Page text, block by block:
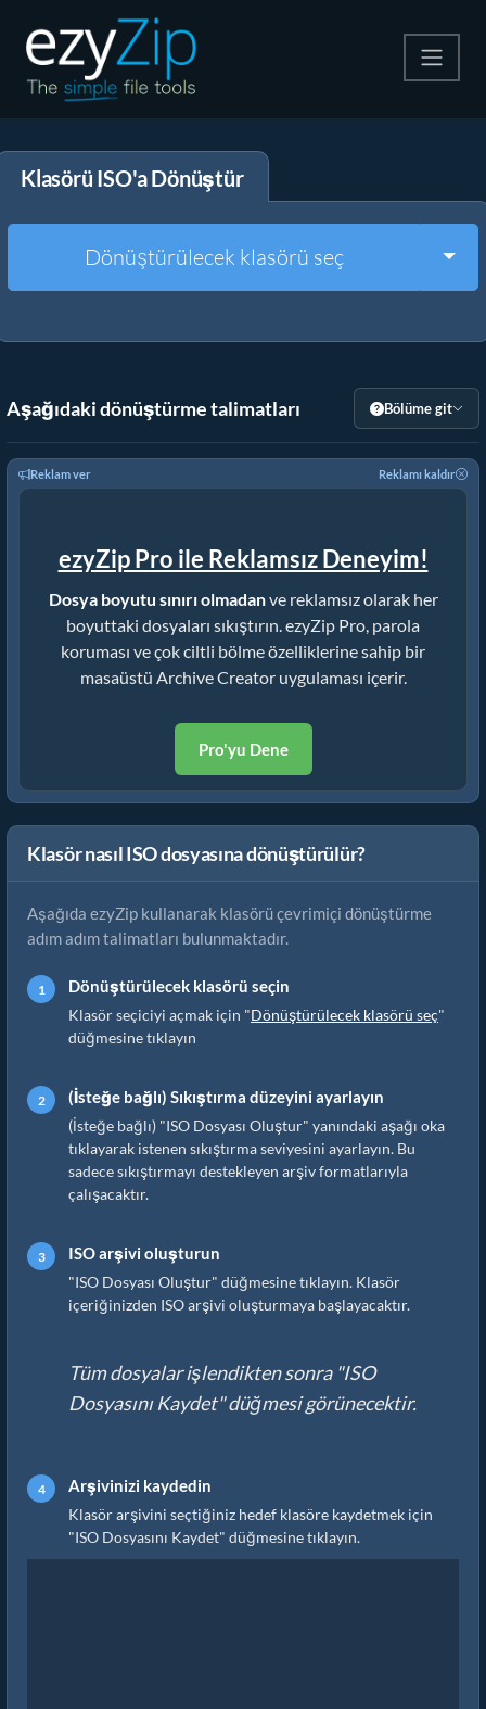
Çıkart
Diğer Araçlar
Klasörü ISO'a Dönüştür
Dönüştürülecek klasörü seç
Aşağıdaki dönüştürme talimatları Bölüme git
Reklam ver Reklamı kaldır
ezyZip Pro ile Reklamsız Deneyim!
Dosya boyutu sınırı olmadanve reklamsız olarak her
boyuttaki dosyaları sıkıştırın. ezyZip Pro, parola
koruması ve çok ciltli bölme özelliklerine sahip bir
masaüstü Archive Creator uygulaması içerir.
Pro'yu Dene
Klasör nasıl ISO dosyasına dönüştürülür?
Aşağıda ezyZip kullanarak klasörü çevrimiçi dönüştürme
adım adım talimatları bulunmaktadır.
Dönüştürülecek klasörü seçin
Klasör seçiciyi açmak için "Dönüştürülecek klasörü seç"
düğmesine tıklayın
(İsteğe bağlı) Sıkıştırma düzeyini ayarlayın
(İsteğe bağlı) "ISO Dosyası Oluştur" yanındaki aşağı oka
tıklayarak istenen sıkıştırma seviyesini ayarlayın. Bu
sadece sıkıştırmayı destekleyen arşiv formatlarıyla
çalışacaktır.
ISO arşivi oluşturun
"ISO Dosyası Oluştur" düğmesine tıklayın. Klasör
içeriğinizden ISO arşivi oluşturmaya başlayacaktır.
Tüm dosyalar işlendikten sonra "ISO
Dosyasını Kaydet" düğmesi görünecektir.
Arşivinizi kaydedin
Klasör arşivini seçtiğiniz hedef klasöre kaydetmek için
"ISO Dosyasını Kaydet" düğmesine tıklayın.